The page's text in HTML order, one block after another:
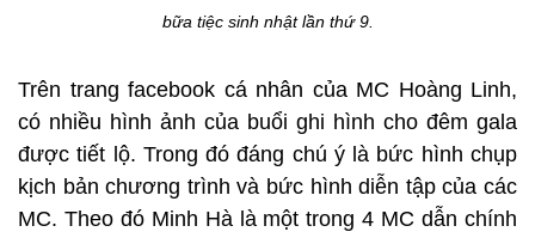
bữa tiệc sinh nhật lần thứ 9.
Trên trang facebook cá nhân của MC Hoàng Linh,
có nhiều hình ảnh của buổi ghi hình cho đêm gala
được tiết lộ. Trong đó đáng chú ý là bức hình chụp
kịch bản chương trình và bức hình diễn tập của các
MC. Theo đó Minh Hà là một trong 4 MC dẫn chính